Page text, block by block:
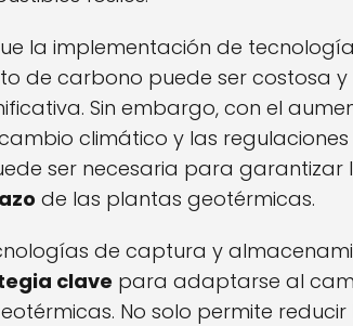
la implementación de
de carbono puede ser costosa y
Sin embargo, con el
climático y las
ser necesaria para garantizar
de las plantas geotérmicas.
de captura y
clave para adaptarse al
No solo permite reducir